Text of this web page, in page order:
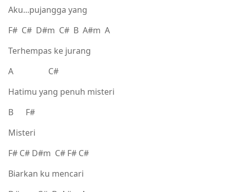
Aku...pujangga yang
F# C# D#m C# B A#m A
Terhempas ke jurang
A C#
Hatimu yang penuh misteri
B F#
Misteri
F# C# D#m C# F# C#
Biarkan ku mencari